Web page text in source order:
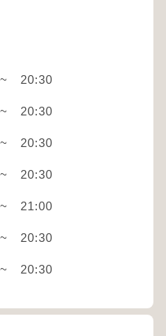
~ 20:30
~ 20:30
~ 20:30
~ 20:30
~ 21:00
~ 20:30
~ 20:30